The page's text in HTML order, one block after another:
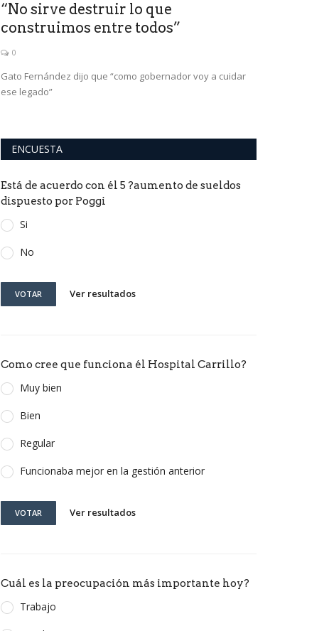
“No sirve destruir lo que
construimos entre todos”
0
Gato Fernández dijo que “como gobernador voy a cuidar
ese legado”
ENCUESTA
Está de acuerdo con él 5 ?aumento de sueldos
dispuesto por Poggi
Si
No
VOTAR Ver resultados
Como cree que funciona él Hospital Carrillo?
Muy bien
Bien
Regular
Funcionaba mejor en la gestión anterior
VOTAR Ver resultados
Cuál es la preocupación más importante hoy?
Trabajo